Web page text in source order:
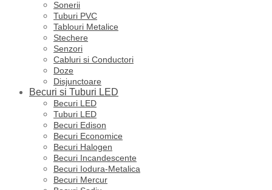
Sonerii
Tuburi PVC
Tablouri Metalice
Stechere
Senzori
Cabluri si Conductori
Doze
Disjunctoare
Becuri si Tuburi LED
Becuri LED
Tuburi LED
Becuri Edison
Becuri Economice
Becuri Halogen
Becuri Incandescente
Becuri Iodura-Metalica
Becuri Mercur